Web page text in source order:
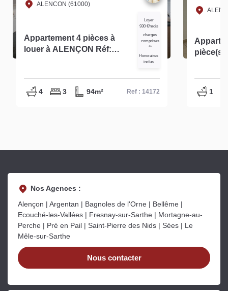
ALENCON (61000)
Appartement 4 pièces à
louer à ALENÇON Réf:
Loyer
930 €/mois
charges
comprises
**
Honoraires
inclus
4 3 94m² Ref : 14172
pièce(s)
1
Nos Agences :
Alençon | Argentan | Bagnoles de l'Orne | Bellême |
Ecouché-les-Vallées | Fresnay-sur-Sarthe | Mortagne-au-
Perche | Pré en Pail | Saint-Pierre des Nids | Sées | Le
Mêle-sur-Sarthe
Nous contacter